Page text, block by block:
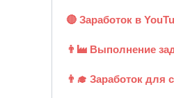
🔴 Заработок в
👨‍🏭 Выполнение
👨‍🎓 Заработок для